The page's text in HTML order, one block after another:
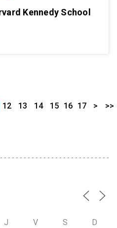
Kennedy School
12 13 14 15 16 17 > >>
J V S D